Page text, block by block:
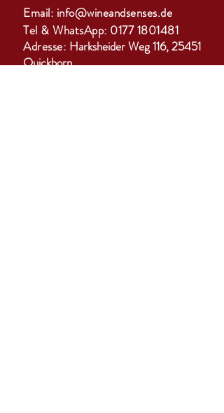
Email: info@wineandsenses.de
Tel & WhatsApp: 0177 1801481
Adresse: Harksheider Weg 116, 25451
Quickborn